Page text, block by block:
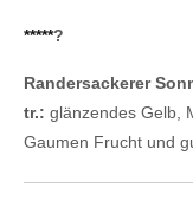
*****?
Randersackerer
tr.: glänzendes Gelb,
Gaumen Frucht und